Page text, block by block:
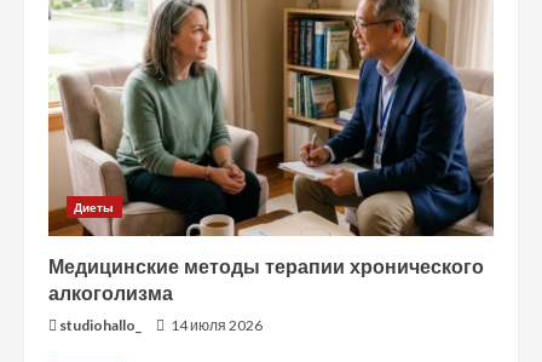
Диеты
Медицинские методы терапии хронического
алкоголизма
studiohallo_ 14 июля 2026